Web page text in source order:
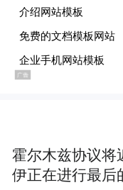
霍尔木兹协议将
伊正在进行最后